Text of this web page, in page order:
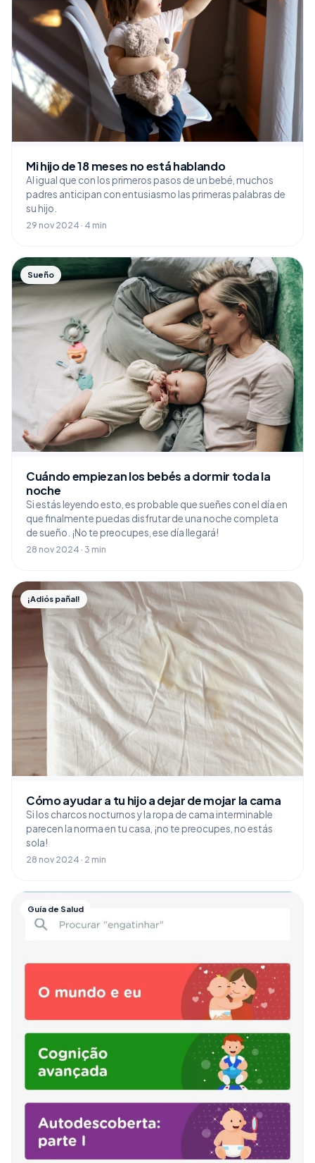
Mi hijo de 18 meses no está hablando
Al igual que con los primeros pasos de un bebé, muchos
padres anticipan con entusiasmo las primeras palabras de
su hijo.
29 nov 2024 · 4 min
Sueño
Cuándo empiezan los bebés a dormir toda la
noche
Si estás leyendo esto, es probable que sueñes con el día en
que finalmente puedas disfrutar de una noche completa
de sueño. ¡No te preocupes, ese día llegará!
28 nov 2024 · 3 min
¡Adiós pañal!
Cómo ayudar a tu hijo a dejar de mojar la cama
Si los charcos nocturnos y la ropa de cama interminable
parecen la norma en tu casa, ¡no te preocupes, no estás
sola!
28 nov 2024 · 2 min
Guía de Salud